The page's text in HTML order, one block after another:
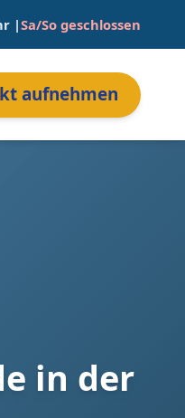
|Sa/So geschlossen
aufnehmen
in der